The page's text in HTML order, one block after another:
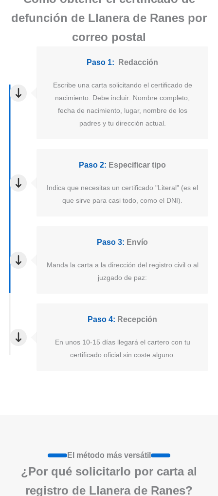
defunción de Llanera de Ranes por
correo postal
Paso 1: Redacción
Escribe una carta solicitando el certificado de
nacimiento. Debe incluir: Nombre completo,
fecha de nacimiento, lugar, nombre de los
padres y tu dirección actual.
Paso 2: Especificar tipo
Indica que necesitas un certificado "Literal" (es el
que sirve para casi todo, como el DNI).
Paso 3: Envío
Manda la carta a la dirección del registro civil o al
juzgado de paz:
Paso 4: Recepción
En unos 10-15 días llegará el cartero con tu
certificado oficial sin coste alguno.
El método más versátil
¿Por qué solicitarlo por carta al
registro de Llanera de Ranes?